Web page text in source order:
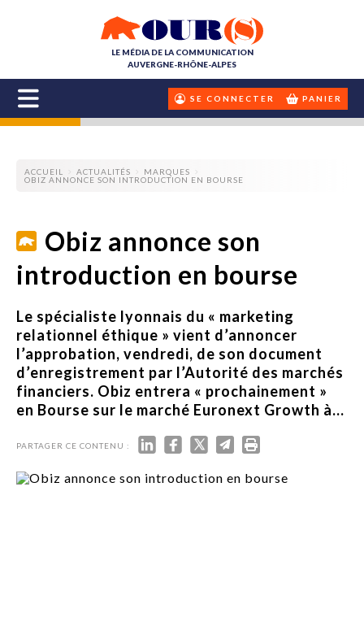
LE MÉDIA DE LA COMMUNICATION
AUVERGNE-RHÔNE-ALPES
SE CONNECTER PANIER
ACCUEIL ACTUALITÉS
MARQUES
OBIZ ANNONCE SON INTRODUCTION EN BOURSE
Obiz annonce son
introduction en bourse
Le spécialiste lyonnais du « marketing
relationnel éthique » vient d’annoncer
l’approbation, vendredi, de son document
d’enregistrement par l’Autorité des marchés
financiers. Obiz entrera « prochainement »
en Bourse sur le marché Euronext Growth à...
PARTAGER CE CONTENU :